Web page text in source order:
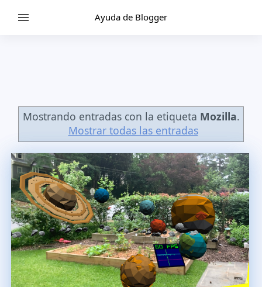
Ayuda de Blogger
Mostrando entradas con la etiqueta Mozilla.
Mostrar todas las entradas